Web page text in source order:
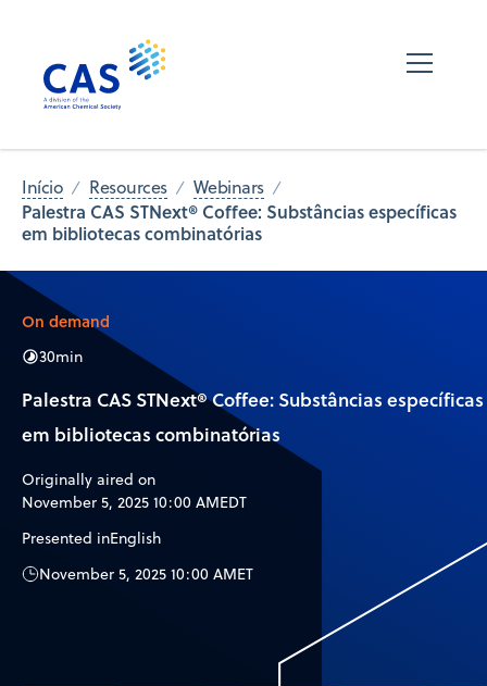
Início Resources Webinars
Palestra CAS STNext® Coffee: Substâncias específicas
em bibliotecas combinatórias
On demand
30min
Palestra CAS STNext® Coffee: Substâncias específicas
em bibliotecas combinatórias
Originally aired on
November 5, 2025 10:00 AMEDT
Presented inEnglish
November 5, 2025 10:00 AMET